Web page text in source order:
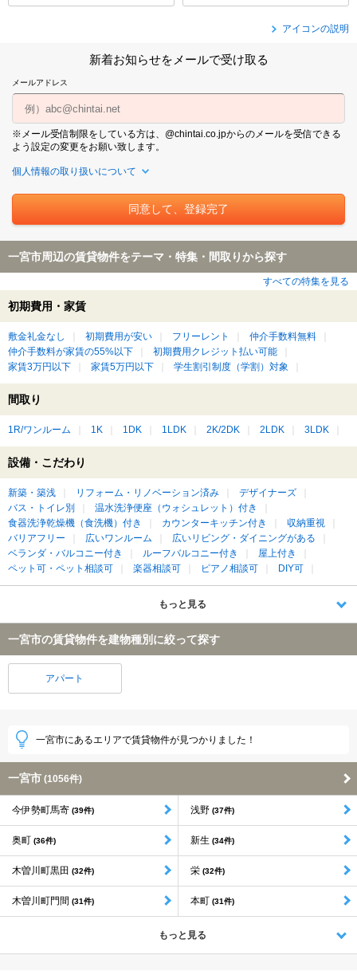
アイコンの説明
新着お知らせをメールで受け取る
メールアドレス
※メール受信制限をしている方は、@chintai.co.jpからのメールを受信できる
よう設定の変更をお願い致します。
個人情報の取り扱いについて
一宮市周辺の賃貸物件をテーマ・特集・間取りから探す
すべての特集を見る
初期費用・家賃
敷金礼金なし 初期費用が安い フリーレント
仲介手数料無料
仲介手数料が家賃の55%以下
初期費用クレジット払い可能
家賃3万円以下
家賃5万円以下 学生割引制度（学割）対象
間取り
1R/ワンルーム 1K 1DK 1LDK 2K/2DK 2LDK 3LDK
設備・こだわり
新築・築浅 リフォーム・リノベーション済み
デザイナーズ
バス・トイレ別
温水洗浄便座（ウォシュレット）付き
食器洗浄乾燥機（食洗機）付き
カウンターキッチン付き
収納重視
バリアフリー
広いワンルーム
広いリビング・ダイニングがある
ベランダ・バルコニー付き
ルーフバルコニー付き
屋上付き
ペット可・ペット相談可
楽器相談可 ピアノ相談可 DIY可
もっと見る
一宮市の賃貸物件を建物種別に絞って探す
アパート
一宮市にあるエリアで賃貸物件が見つかりました！
一宮市 (1056件)
今伊勢町馬寄 (39件) 浅野 (37件)
奥町 (36件) 新生 (34件)
木曽川町黒田 (32件) 栄 (32件)
木曽川町門間 (31件) 本町 (31件)
もっと見る